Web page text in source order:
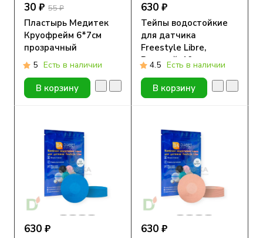
30 ₽ 55 ₽
Пластырь Медитек
Круофрейм 6*7см
прозрачный
5 Есть в наличии
В корзину
630 ₽
Тейпы водостойкие
для датчика
Freestyle Libre,
Розовый, 10шт
4.5 Есть в наличии
В корзину
630 ₽ 630 ₽